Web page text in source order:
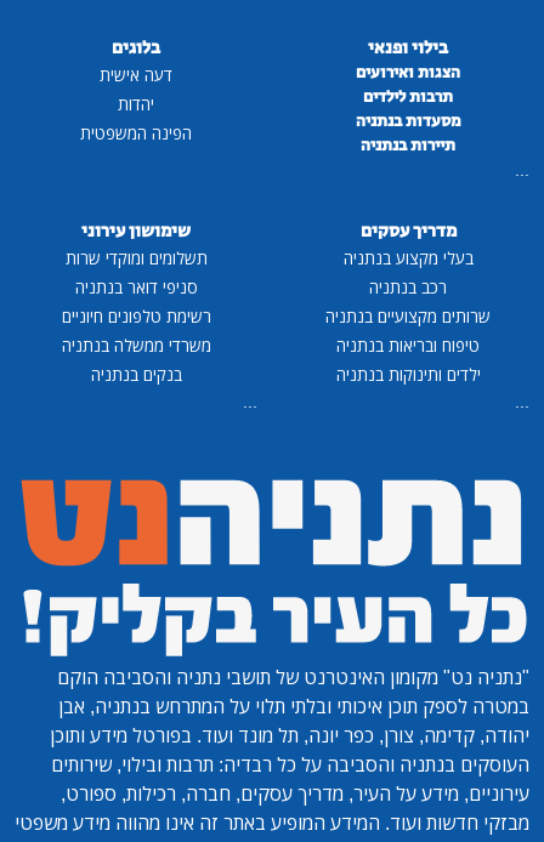
בילוי ופנאי
הצגות ואירועים
תרבות לילדים
מסעדות בנתניה
תיירות בנתניה
...
בלוגים
דעה אישית
יהדות
הפינה המשפטית
מדריך עסקים
בעלי מקצוע בנתניה
רכב בנתניה
שרותים מקצועיים בנתניה
טיפוח ובריאות בנתניה
ילדים ותינוקות בנתניה
...
שימושון עירוני
תשלומים ומוקדי שרות
סניפי דואר בנתניה
רשימת טלפונים חיוניים
משרדי ממשלה בנתניה
בנקים בנתניה
...
"נתניה נט" מקומון האינטרנט של תושבי נתניה והסביבה הוקם
במטרה לספק תוכן איכותי ובלתי תלוי על המתרחש בנתניה, אבן
יהודה, קדימה, צורן, כפר יונה, תל מונד ועוד. בפורטל מידע ותוכן
העוסקים בנתניה והסביבה על כל רבדיה: תרבות ובילוי, שירותים
עירוניים, מידע על העיר, מדריך עסקים, חברה, רכילות, ספורט,
מבזקי חדשות ועוד. המידע המופיע באתר זה אינו מהווה מידע משפטי